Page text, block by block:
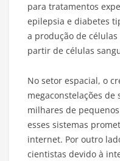
para tratamentos
epilepsia e diabetes
a produção de
partir de células
No setor espacial, o
megaconstelações de
milhares de
esses sistemas
internet. Por outro
cientistas devido à